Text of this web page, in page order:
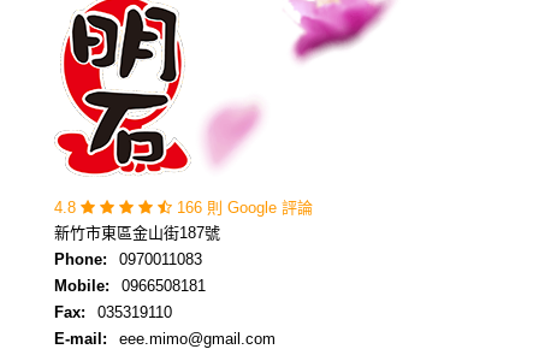
4.8
166 則 Google 評論
新竹市東區金山街187號
Phone:
0970011083
Mobile:
0966508181
Fax:
035319110
E-mail:
eee.mimo@gmail.com